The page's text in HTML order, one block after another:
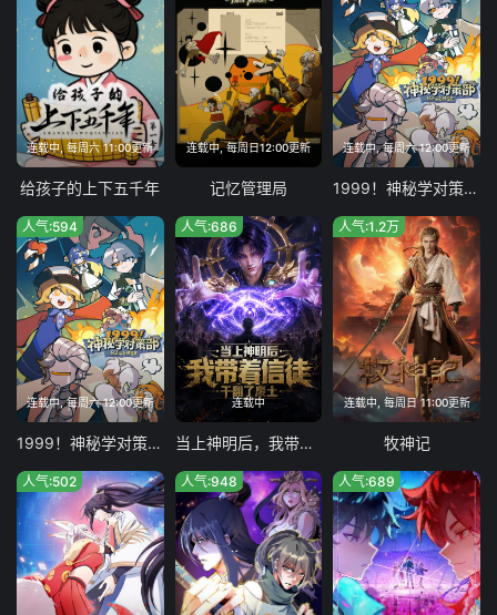
连载中, 每周六 11:00更新
给孩子的上下五千年
连载中, 每周日12:00更新
记忆管理局
连载中, 每周六 12:00更新
1999！神秘学对策部英配版
连载中, 每周六 12:00更新
人气:594
1999！神秘学对策部中配版
连载中
人气:686
当上神明后，我带着信徒干翻了废土
连载中, 每周日 11:00更新
人气:1.2万
牧神记
人气:502 人气:948 人气:689